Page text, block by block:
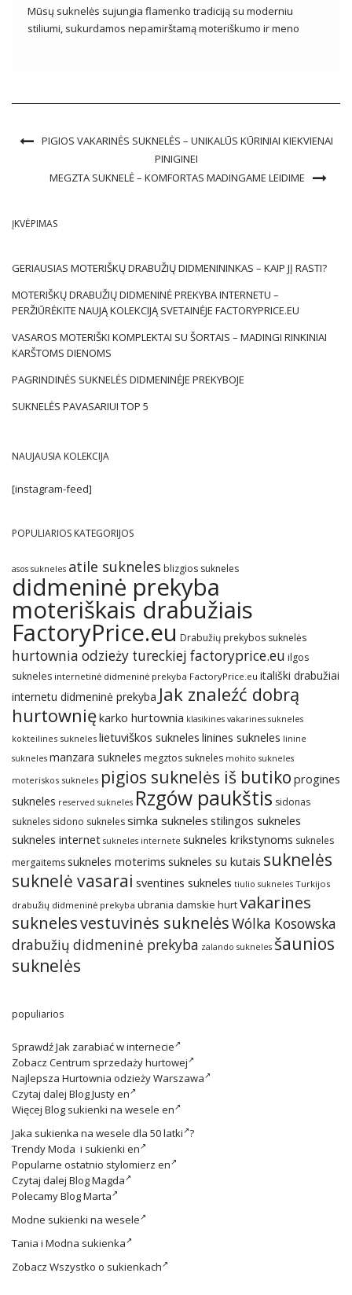
Mūsų suknelės sujungia flamenko tradiciją su moderniu
stiliumi, sukurdamos nepamirštamą moteriškumo ir meno
PIGIOS VAKARINĖS SUKNELĖS – UNIKALŪS KŪRINIAI KIEKVIENAI
PINIGINEI
MEGZTA SUKNELĖ – KOMFORTAS MADINGAME LEIDIME
ĮKVĖPIMAS
GERIAUSIAS MOTERIŠKŲ DRABUŽIŲ DIDMENININKAS – KAIP JĮ RASTI?
MOTERIŠKŲ DRABUŽIŲ DIDMENINĖ PREKYBA INTERNETU –
PERŽIŪRĖKITE NAUJĄ KOLEKCIJĄ SVETAINĖJE FACTORYPRICE.EU
VASAROS MOTERIŠKI KOMPLEKTAI SU ŠORTAIS – MADINGI RINKINIAI
KARŠTOMS DIENOMS
PAGRINDINĖS SUKNELĖS DIDMENINĖJE PREKYBOJE
SUKNELĖS PAVASARIUI TOP 5
NAUJAUSIA KOLEKCIJA
[instagram-feed]
POPULIARIOS KATEGORIJOS
asos sukneles atile sukneles blizgios sukneles
didmeninė prekyba
moteriškais drabužiais
FactoryPrice.eu Drabužių prekybos suknelės
hurtownia odzieży tureckiej factoryprice.eu ilgos
sukneles internetinė didmeninė prekyba FactoryPrice.eu itališki drabužiai
internetu didmeninė prekyba Jak znaleźć dobrą
hurtowniękarko hurtownia klasikines vakarines sukneles
kokteilines sukneles lietuviškos sukneles linines sukneles linine
sukneles manzara sukneles megztos sukneles mohito sukneles
moteriskos sukneles pigios suknelės iš butiko progines
sukneles reserved sukneles Rzgów paukštis sidonas
sukneles sidono suknelessimka sukneles stilingos sukneles
sukneles internet sukneles internete sukneles krikstynoms sukneles
mergaitemssukneles moterims sukneles su kutais suknelės
suknelė vasarai sventines sukneles tiulio sukneles Turkijos
drabužių didmeninė prekyba ubrania damskie hurtvakarines
suknelesvestuvinės suknelėsWólka Kosowska
drabužių didmeninė prekyba zalando sukneles šaunios
suknelės
populiarios
SprawdźJak zarabiać w internecie
Zobacz Centrum sprzedaży hurtowej
Najlepsza Hurtownia odzieży Warszawa
Czytaj dalej Blog Justy en
Więcej Blog sukienki na wesele en
Jaka sukienka na wesele dla 50 latki ?
TrendyModa i sukienki en
Popularne ostatnio stylomierz en
Czytaj dalej Blog Magda
PolecamyBlog Marta
Modne sukienki na wesele
Tania i Modna sukienka
Zobacz Wszystko o sukienkach